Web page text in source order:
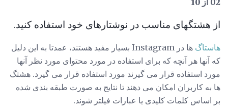
02 از 10
از هشتگهای مناسب در نوشتارهای خود استفاده کنید.
هاستاگ
ها در Instagram بسیار مفید هستند، عمدتا به این دلیل
که آنها هر آنچه که برای استفاده در مورد محتوای مورد نظر آنها
مورد استفاده قرار می گیرند مورد استفاده قرار می گیرد. هشتگ
ها به کاربران امکان می دهند تا نتایج به صورت طبقه بندی شده
بر اساس کلمات کلیدی یا عبارات فیلتر شوند.